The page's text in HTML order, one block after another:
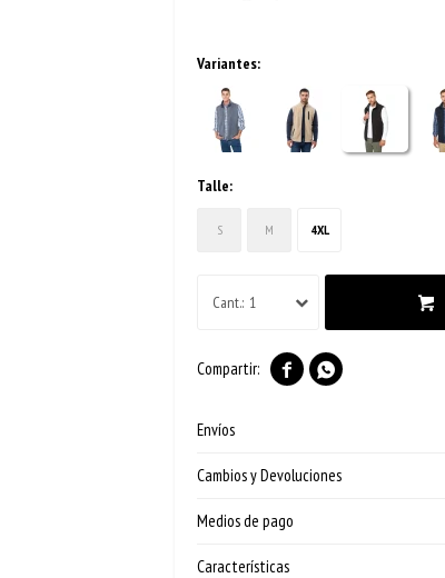
Variantes:
Talle:
S M 4XL
1
 
Envíos
Cambios y Devoluciones
Medios de pago
Características